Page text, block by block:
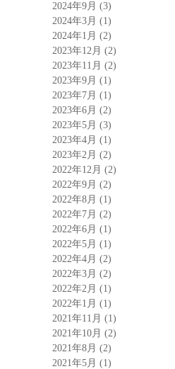
2024年9月 (3)
2024年3月 (1)
2024年1月 (2)
2023年12月 (2)
2023年11月 (2)
2023年9月 (1)
2023年7月 (1)
2023年6月 (2)
2023年5月 (3)
2023年4月 (1)
2023年2月 (2)
2022年12月 (2)
2022年9月 (2)
2022年8月 (1)
2022年7月 (2)
2022年6月 (1)
2022年5月 (1)
2022年4月 (2)
2022年3月 (2)
2022年2月 (1)
2022年1月 (1)
2021年11月 (1)
2021年10月 (2)
2021年8月 (2)
2021年5月 (1)